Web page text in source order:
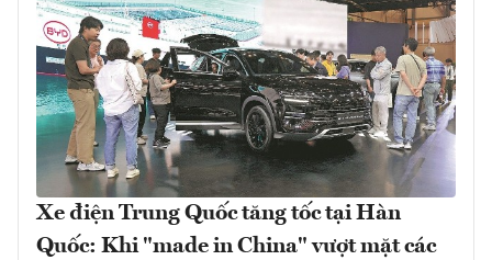
Xe điện Trung Quốc tăng tốc tại Hàn
Quốc: Khi "made in China" vượt mặt các